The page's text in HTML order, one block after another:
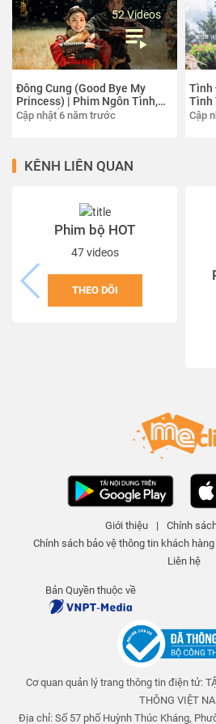
52 Videos
Đông Cung (Good Bye My
Princess) | Phim Ngôn Tình,
Cung Đấu Hay Nhất
Cập nhật 6 năm trước
Tình
Tình
Cập
KÊNH LIÊN QUAN
Phim bộ HOT
47 videos
THEO DÕI
Giới thiệu | Chính
Chính sách bảo vệ thông tin khách hàng
Liên hệ
Bản Quyền thuộc về
Cơ quan quản lý trang thông tin điện tử:
THÔNG VIỆT
Địa chỉ: Số 57 phố Huỳnh Thúc Kháng,